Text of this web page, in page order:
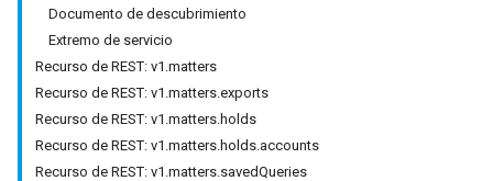
Documento de descubrimiento
Extremo de servicio
Recurso de REST: v1.matters
Recurso de REST: v1.matters.exports
Recurso de REST: v1.matters.holds
Recurso de REST: v1.matters.holds.accounts
Recurso de REST: v1.matters.savedQueries